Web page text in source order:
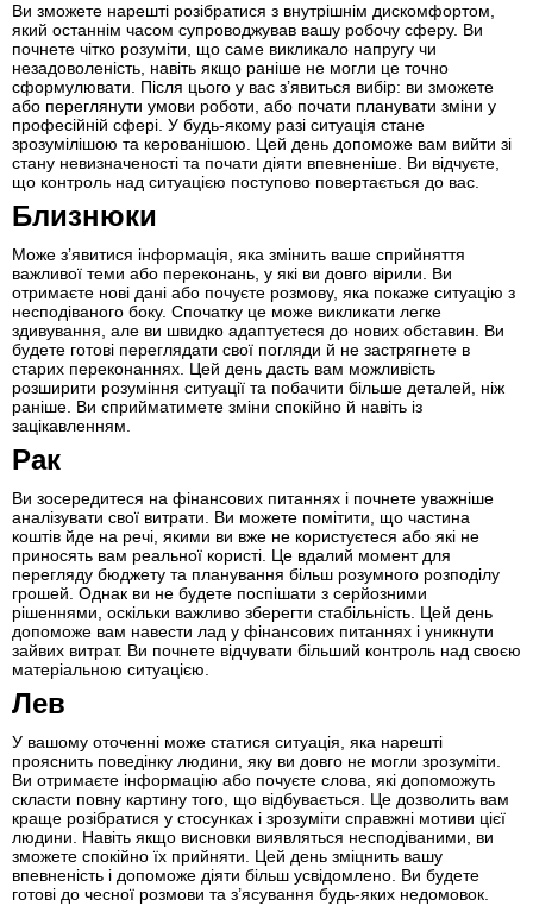
Ви зможете нарешті розібратися з внутрішнім дискомфортом,
який останнім часом супроводжував вашу робочу сферу. Ви
почнете чітко розуміти, що саме викликало напругу чи
незадоволеність, навіть якщо раніше не могли це точно
сформулювати. Після цього у вас з’явиться вибір: ви зможете
або переглянути умови роботи, або почати планувати зміни у
професійній сфері. У будь-якому разі ситуація стане
зрозумілішою та керованішою. Цей день допоможе вам вийти зі
стану невизначеності та почати діяти впевненіше. Ви відчуєте,
що контроль над ситуацією поступово повертається до вас.
Близнюки
Може з’явитися інформація, яка змінить ваше сприйняття
важливої теми або переконань, у які ви довго вірили. Ви
отримаєте нові дані або почуєте розмову, яка покаже ситуацію з
несподіваного боку. Спочатку це може викликати легке
здивування, але ви швидко адаптуєтеся до нових обставин. Ви
будете готові переглядати свої погляди й не застрягнете в
старих переконаннях. Цей день дасть вам можливість
розширити розуміння ситуації та побачити більше деталей, ніж
раніше. Ви сприйматимете зміни спокійно й навіть із
зацікавленням.
Рак
Ви зосередитеся на фінансових питаннях і почнете уважніше
аналізувати свої витрати. Ви можете помітити, що частина
коштів йде на речі, якими ви вже не користуєтеся або які не
приносять вам реальної користі. Це вдалий момент для
перегляду бюджету та планування більш розумного розподілу
грошей. Однак ви не будете поспішати з серйозними
рішеннями, оскільки важливо зберегти стабільність. Цей день
допоможе вам навести лад у фінансових питаннях і уникнути
зайвих витрат. Ви почнете відчувати більший контроль над своєю
матеріальною ситуацією.
Лев
У вашому оточенні може статися ситуація, яка нарешті
прояснить поведінку людини, яку ви довго не могли зрозуміти.
Ви отримаєте інформацію або почуєте слова, які допоможуть
скласти повну картину того, що відбувається. Це дозволить вам
краще розібратися у стосунках і зрозуміти справжні мотиви цієї
людини. Навіть якщо висновки виявляться несподіваними, ви
зможете спокійно їх прийняти. Цей день зміцнить вашу
впевненість і допоможе діяти більш усвідомлено. Ви будете
готові до чесної розмови та з’ясування будь-яких недомовок.